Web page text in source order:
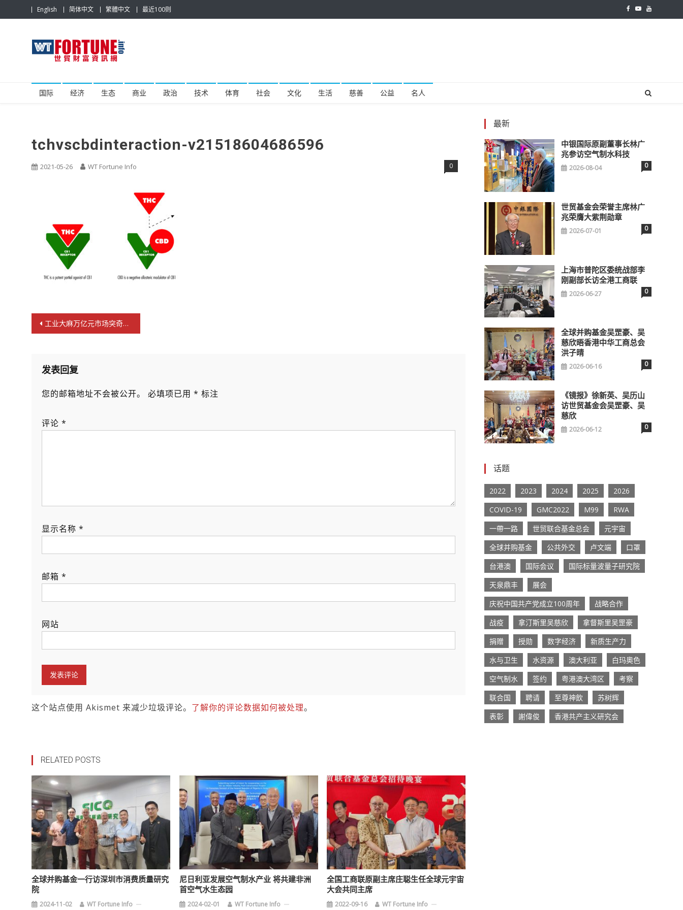
to
English 简体中文 繁體中文 最近100则
国际 经济 生态 商业 政治 技术 体育 社会 文化 生活 慈善 公益 名人
tchvscbdinteraction-v21518604686596
2021-05-26 WT Fortune Info 0
文
章
航
工业大麻万亿元市场突奇峰 空气水汉麻啤酒耀目登场
发表回复
您的邮箱地址不会被公开。 必填项已用 * 标注
评论 *
显示名称 *
邮箱 *
网站
这个站点使用 Akismet 来减少垃圾评论。 了解你的评论数据如何被处理。
RELATED POSTS
全球并购基金一行访深圳市消费质量研究
院
2024-11-02 WT Fortune Info
尼日利亚发展空气制水产业 将共建非洲
首空气水生态园
2024-02-01 WT Fortune Info
全国工商联原副主席庄聪生任全球元宇宙
大会共同主席
2022-09-16 WT Fortune Info
最新
中银国际原副董事长林广
兆参访空气制水科技
2026-08-04 0
世贸基金会荣誉主席林广
兆荣膺大紫荆勋章
2026-07-01 0
上海市普陀区委统战部李
刚副部长访全港工商联
2026-06-27 0
全球并购基金吴罡豪、吴
慈欣晤香港中华工商总会
洪子晴
2026-06-16 0
《镜报》徐新英、吴历山
访世贸基金会吴罡豪、吴
慈欣
2026-06-12 0
话题
2022 2023 2024 2025
2026
COVID-19
GMC2022 M99
RWA
一帶一路
世贸联合基金总会
元宇宙
全球并购基金
公共外交 卢文端
口罩
台港澳
国际会议
国际标量波量子研究院
天泉鼎丰
展会
庆祝中国共产党成立100周年
战略合作
战疫
拿汀斯里吴慈欣
拿督斯里吴罡豪
捐赠
授勋 数字经济
新质生产力
水与卫生
水资源 澳大利亚
白玛奧色
空气制水
签约 粤港澳大湾区
考察
联合国
聘请 至尊神飲
苏树辉
表彰
謝偉俊 香港共产主义研究会